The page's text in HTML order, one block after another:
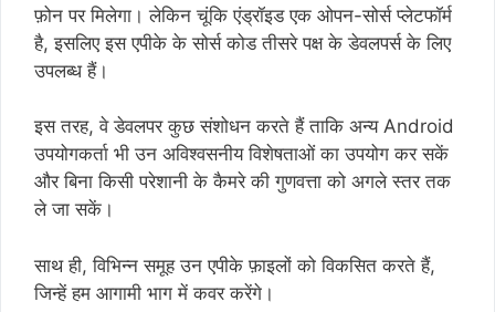
फ़ोन पर मिलेगा। लेकिन चूंकि एंड्रॉइड एक ओपन-सोर्स प्लेटफॉर्म
है, इसलिए इस एपीके के सोर्स कोड तीसरे पक्ष के डेवलपर्स के लिए
उपलब्ध हैं।
इस तरह, वे डेवलपर कुछ संशोधन करते हैं ताकि अन्य Android
उपयोगकर्ता भी उन अविश्वसनीय विशेषताओं का उपयोग कर सकें
और बिना किसी परेशानी के कैमरे की गुणवत्ता को अगले स्तर तक
ले जा सकें।
साथ ही, विभिन्न समूह उन एपीके फ़ाइलों को विकसित करते हैं,
जिन्हें हम आगामी भाग में कवर करेंगे।